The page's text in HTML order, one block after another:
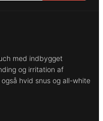
med indbygget
og irritation af
hvid snus og all-white